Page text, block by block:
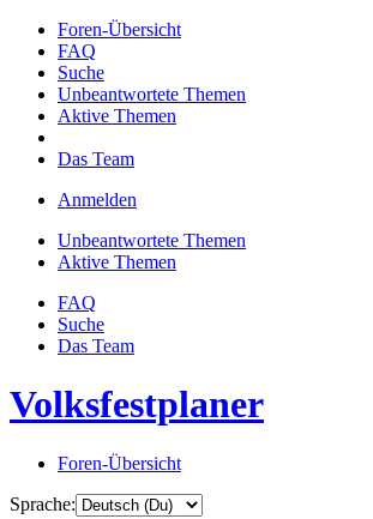
Foren-Übersicht
FAQ
Suche
Unbeantwortete Themen
Aktive Themen
Das Team
Anmelden
Unbeantwortete Themen
Aktive Themen
FAQ
Suche
Das Team
Volksfestplaner
Foren-Übersicht
Sprache: